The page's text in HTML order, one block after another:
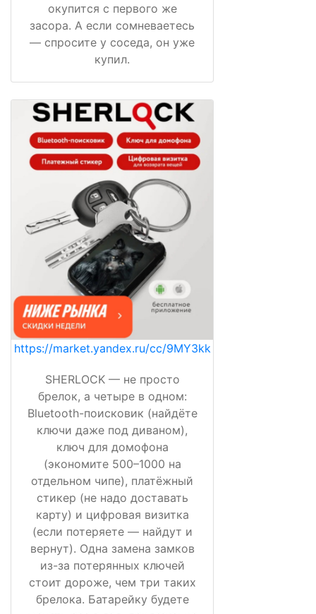
окупится с первого же
засора. А если сомневаетесь
— спросите у соседа, он уже
купил.
https://market.yandex.ru/cc/9MY3kk
SHERLOCK — не просто
брелок, а четыре в одном:
Bluetooth-поисковик (найдёте
ключи даже под диваном),
ключ для домофона
(экономите 500–1000 на
отдельном чипе), платёжный
стикер (не надо доставать
карту) и цифровая визитка
(если потеряете — найдут и
вернут). Одна замена замков
из-за потерянных ключей
стоит дороже, чем три таких
брелока. Батарейку будете